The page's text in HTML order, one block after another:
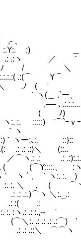
￣￣￣
| なん
、 ／
:.
,- 、 ＼＿
:) ＿
.: .:ヽ ／ ｀ヽ
.:ﾉ / ＼ '
:. .: .: .: .:
， ｀
（ :.
.: .: .: .: .: .:
｀ヽ:. :. :::::) '⌒`ｰｖ
.: .: .: .: .: .:
.:. ⌒ヽ
.: .: .: .: .: .:
:. :. ／⌒ヽ
.:. ｀ヽ
:.ヽ ' ヽ ` 、
:. :.｀ヽ :. :.
.: .: .:.)⌒ヽ ＼
⌒ヽ .: :( .: :.
⌒ヽｰ､ ,.: :.
:. (⌒＼:. .: .: .:
ﾉ-､ :.ヽ